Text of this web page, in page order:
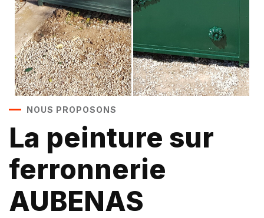
NOUS PROPOSONS
La peinture sur
ferronnerie
AUBENAS